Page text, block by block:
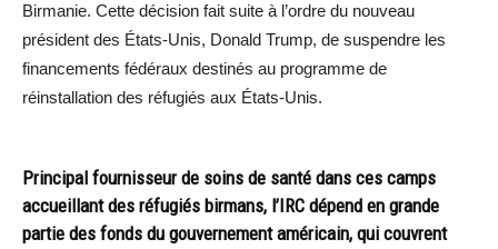
Birmanie. Cette décision fait suite à l’ordre du nouveau
président des États-Unis, Donald Trump, de suspendre les
financements fédéraux destinés au programme de
réinstallation des réfugiés aux États-Unis.
Principal fournisseur de soins de santé dans ces camps
accueillant des réfugiés birmans, l’IRC dépend en grande
partie des fonds du gouvernement américain, qui couvrent